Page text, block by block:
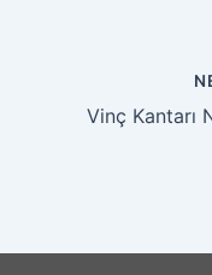
Vinç Kantarı